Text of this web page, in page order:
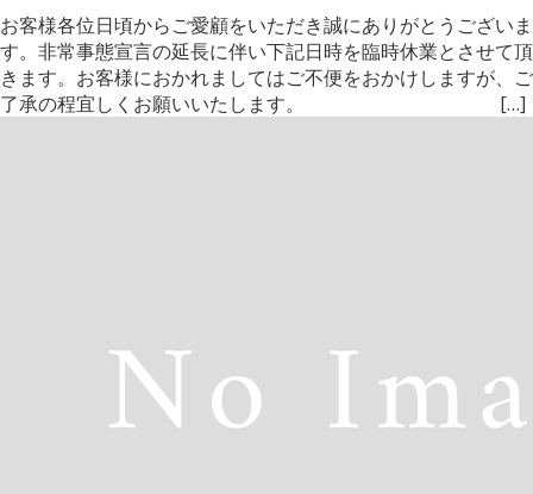
お客様各位日頃からご愛顧をいただき誠にありがとうございま
す。非常事態宣言の延長に伴い下記日時を臨時休業とさせて頂
きます。お客様におかれましてはご不便をおかけしますが、ご
了承の程宜しくお願いいたします。 […]